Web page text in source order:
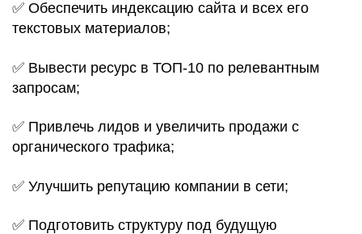
✅ Обеспечить индексацию сайта и всех его
текстовых материалов;
✅ Вывести ресурс в ТОП-10 по релевантным
запросам;
✅ Привлечь лидов и увеличить продажи с
органического трафика;
✅ Улучшить репутацию компании в сети;
✅ Подготовить структуру под будущую